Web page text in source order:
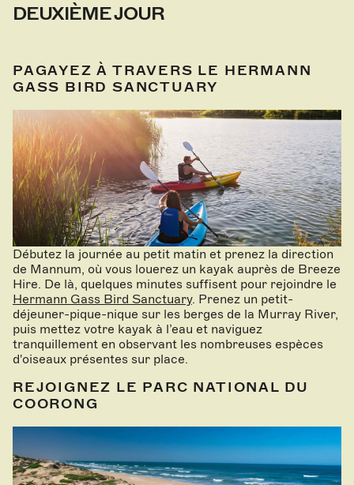
DEUXIÈME JOUR
PAGAYEZ À TRAVERS LE HERMANN
GASS BIRD SANCTUARY
Débutez la journée au petit matin et prenez la direction
de Mannum, où vous louerez un kayak auprès de Breeze
Hire. De là, quelques minutes suffisent pour rejoindre le
Hermann Gass Bird Sanctuary. Prenez un petit-
déjeuner-pique-nique sur les berges de la Murray River,
puis mettez votre kayak à l’eau et naviguez
tranquillement en observant les nombreuses espèces
d'oiseaux présentes sur place.
REJOIGNEZ LE PARC NATIONAL DU
COORONG